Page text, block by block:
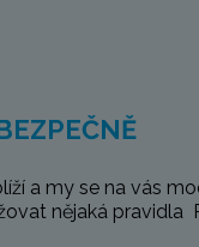
a my se na vás
nějaká pravidla